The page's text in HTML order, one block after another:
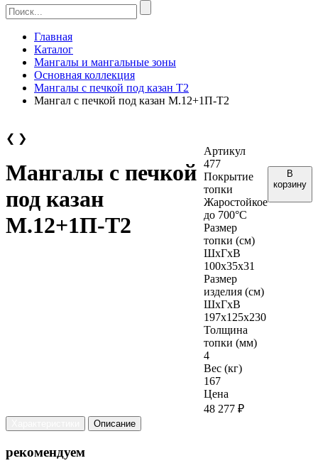
Главная
Каталог
Мангалы и мангальные зоны
Основная коллекция
Мангалы с печкой под казан Т2
Мангал с печкой под казан М.12+1П-Т2
❮ ❯
Мангалы с печкой
под казан
М.12+1П-Т2
Артикул
477
Покрытие
топки
Жаростойкое
до 700°С
Размер
топки (см)
ШхГхВ
100х35х31
Размер
изделия (см)
ШхГхВ
197х125х230
Толщина
топки (мм)
4
Вес (кг)
167
Цена
48 277 ₽
В
корзину
Описание
рекомендуем